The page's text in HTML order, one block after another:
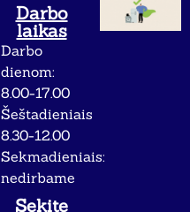
Darbo
laikas
Darbo
dienom:
8.00-17.00
Šeštadieniais
8.30-12.00
Sekmadieniais:
nedirbame
Sekite